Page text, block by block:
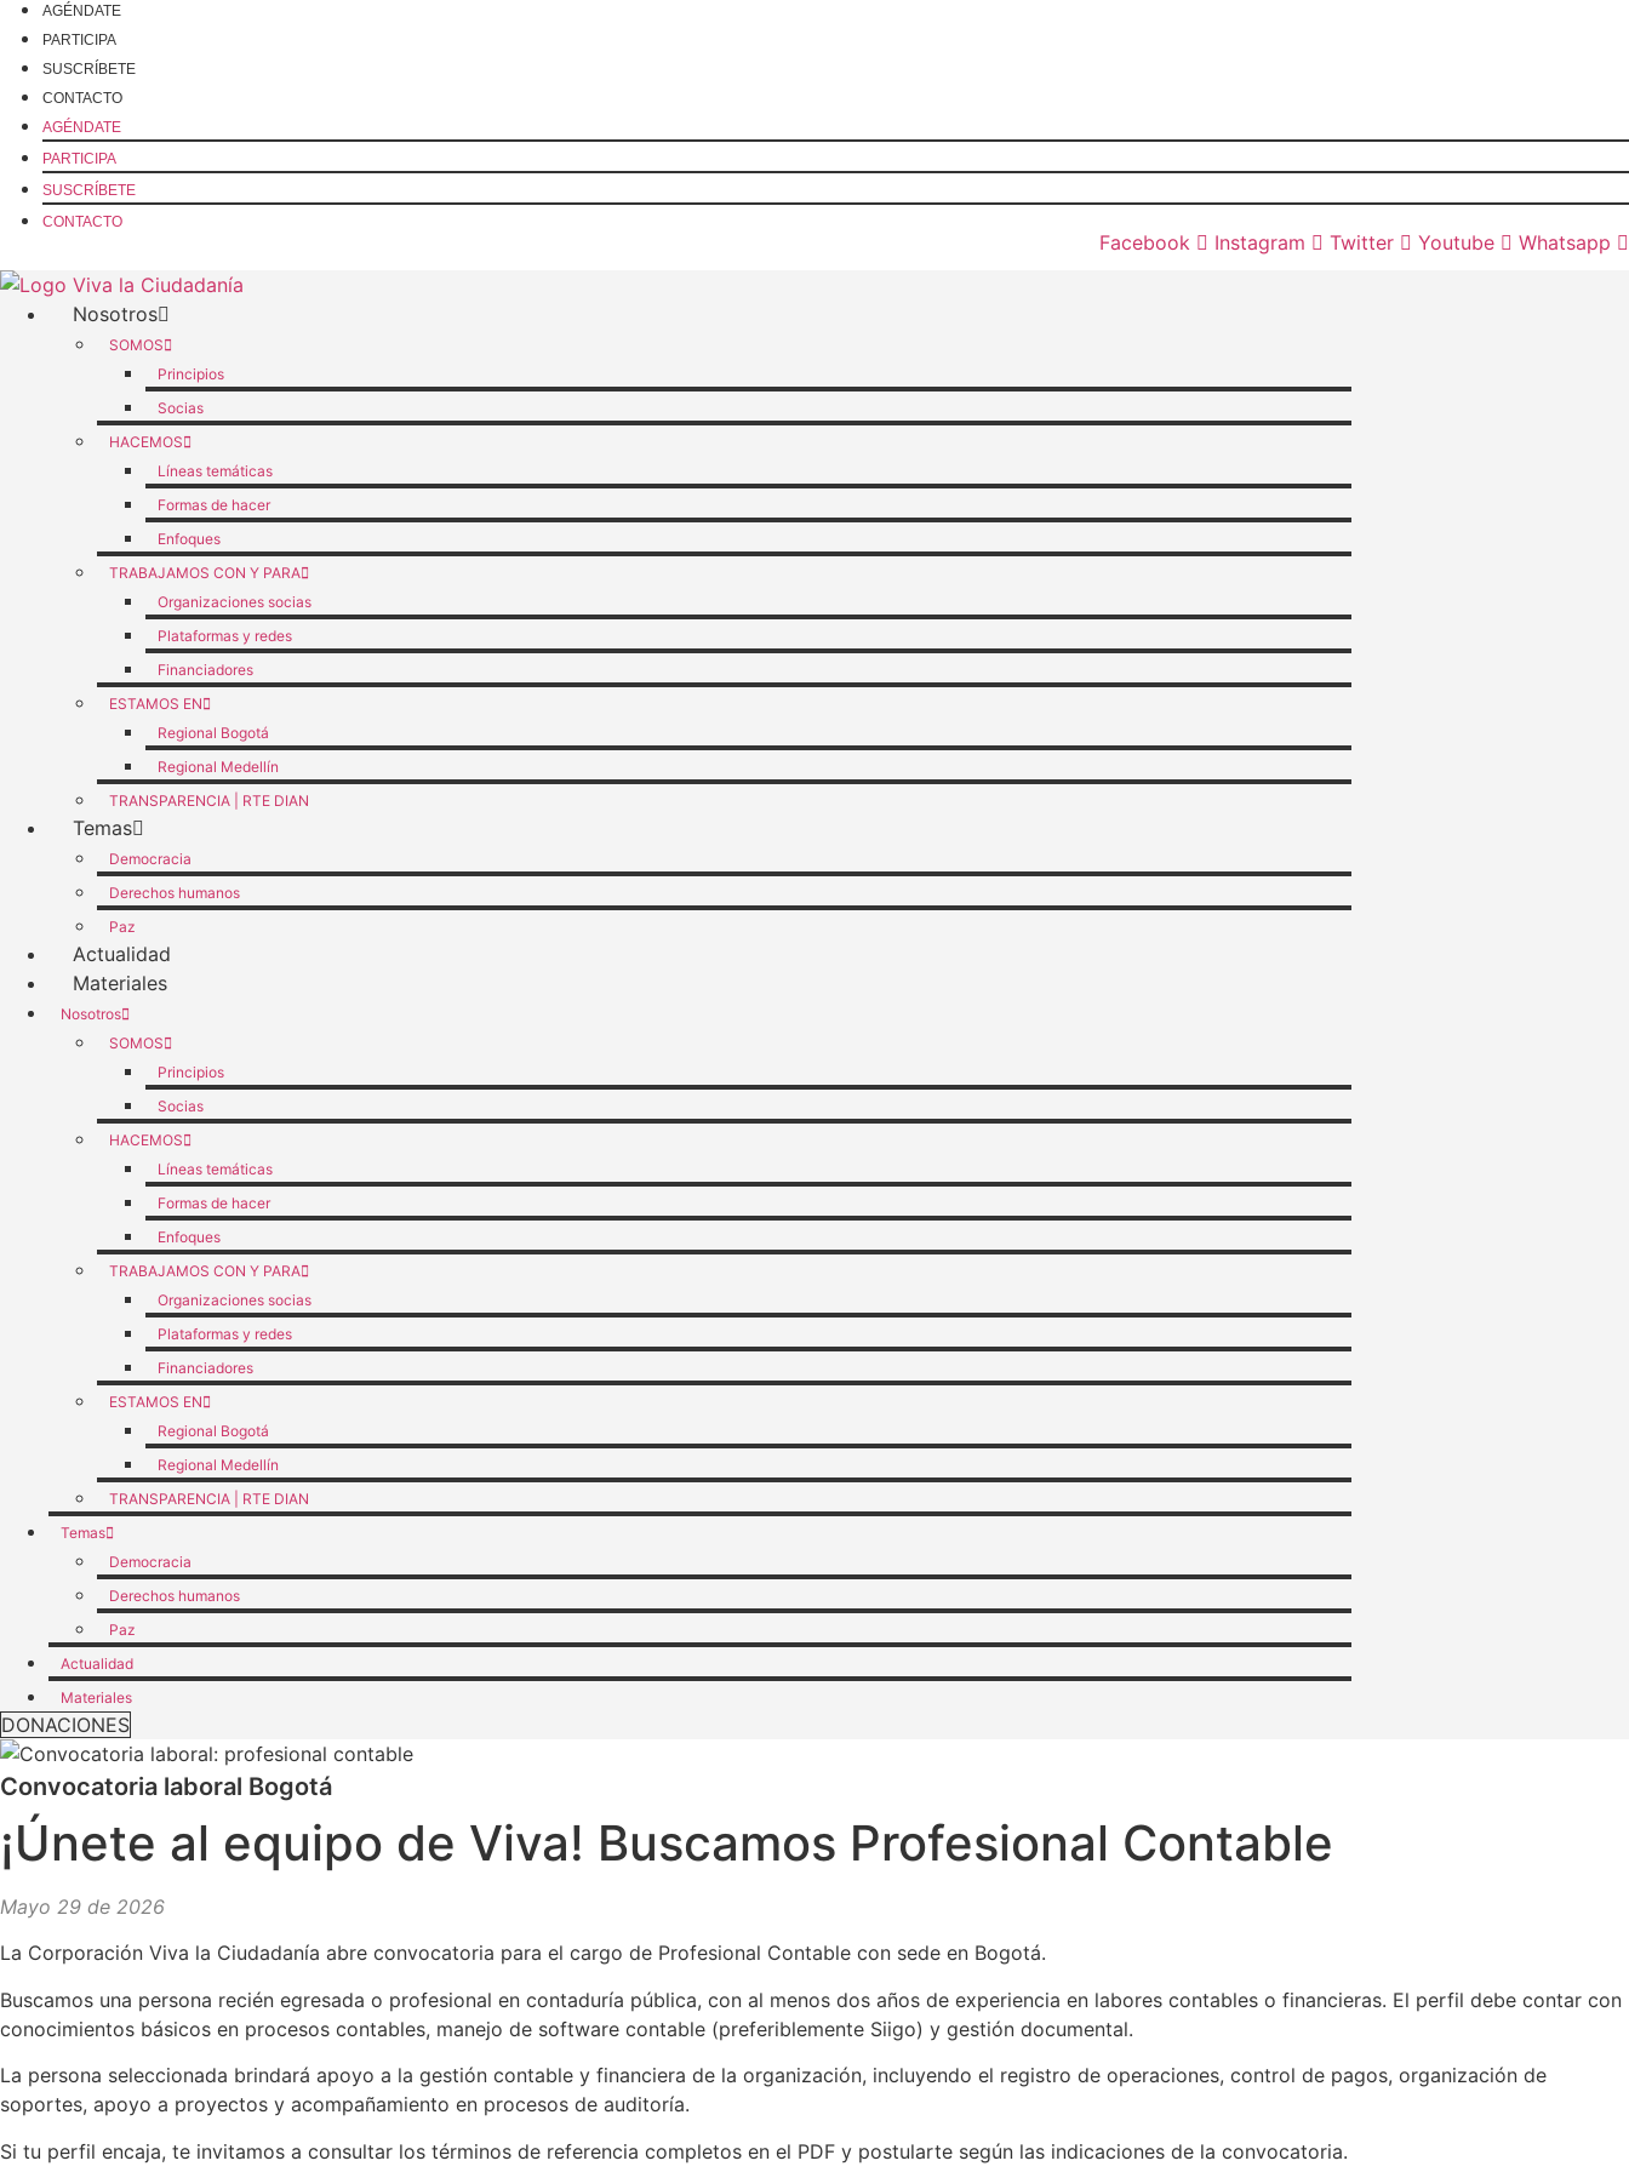
contenido
AGÉNDATE
PARTICIPA
SUSCRÍBETE
CONTACTO
AGÉNDATE
PARTICIPA
SUSCRÍBETE
CONTACTO
Facebook Instagram Twitter Youtube Whatsapp
Nosotros
SOMOS
Principios
Socias
HACEMOS
Líneas temáticas
Formas de hacer
Enfoques
TRABAJAMOS CON Y PARA
Organizaciones socias
Plataformas y redes
Financiadores
ESTAMOS EN
Regional Bogotá
Regional Medellín
TRANSPARENCIA | RTE DIAN
Temas
Democracia
Derechos humanos
Paz
Actualidad
Materiales
Nosotros
SOMOS
Principios
Socias
HACEMOS
Líneas temáticas
Formas de hacer
Enfoques
TRABAJAMOS CON Y PARA
Organizaciones socias
Plataformas y redes
Financiadores
ESTAMOS EN
Regional Bogotá
Regional Medellín
TRANSPARENCIA | RTE DIAN
Temas
Democracia
Derechos humanos
Paz
Actualidad
Materiales
DONACIONES
Convocatoria laboral Bogotá
¡Únete al equipo de Viva! Buscamos Profesional Contable
Mayo 29 de 2026
La Corporación Viva la Ciudadanía abre convocatoria para el cargo de Profesional Contable con sede en Bogotá.
Buscamos una persona recién egresada o profesional en contaduría pública, con al menos dos años de experiencia en labores contables o financieras. El perfil debe contar con
conocimientos básicos en procesos contables, manejo de software contable (preferiblemente Siigo) y gestión documental.
La persona seleccionada brindará apoyo a la gestión contable y financiera de la organización, incluyendo el registro de operaciones, control de pagos, organización de
soportes, apoyo a proyectos y acompañamiento en procesos de auditoría.
Si tu perfil encaja, te invitamos a consultar los términos de referencia completos en el PDF y postularte según las indicaciones de la convocatoria.